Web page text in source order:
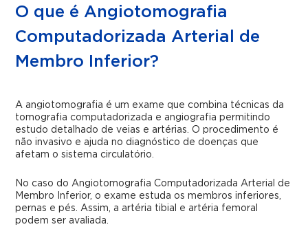
O que é Angiotomografia
Computadorizada Arterial de
Membro Inferior?
A angiotomografia é um exame que combina técnicas da
tomografia computadorizada e angiografia permitindo
estudo detalhado de veias e artérias. O procedimento é
não invasivo e ajuda no diagnóstico de doenças que
afetam o sistema circulatório.
No caso doAngiotomografia Computadorizada Arterial de
Membro Inferior, o exame estuda os membros inferiores,
pernas e pés. Assim, a artéria tibial e artéria femoral
podem ser avaliada.